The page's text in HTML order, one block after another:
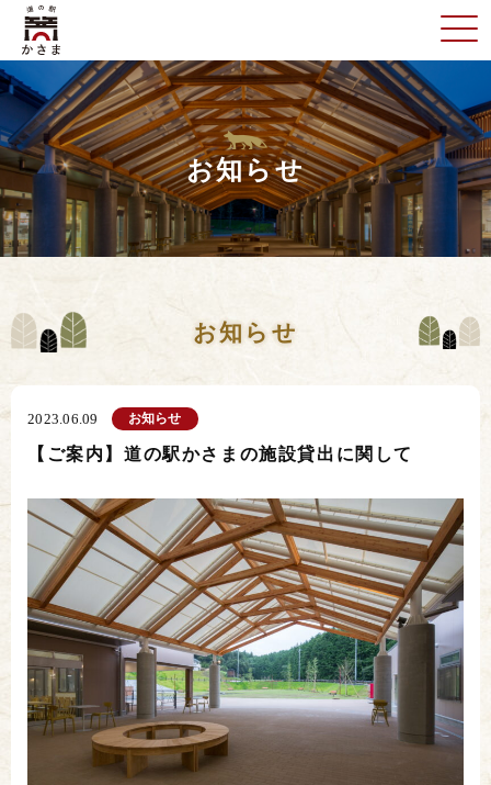
お知らせ
お知らせ
2023.06.09 お知らせ
【ご案内】道の駅かさまの施設貸出に関して